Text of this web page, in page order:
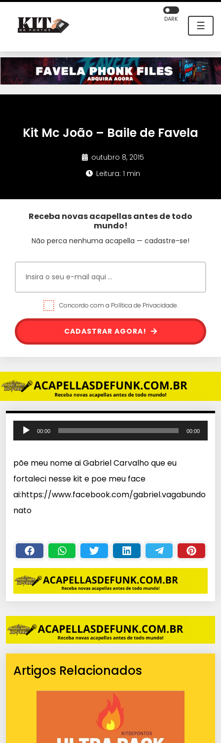
☰
DARK
Kit Mc João – Baile de Favela
outubro 8, 2015
Leitura: 1 min
Receba novas acapellas antes de todo
mundo!
Não perca nenhuma acapella — cadastre-se!
Concordo com a Política de Privacidade.
CADASTRAR AGORA!
o
a
d
o
r
á
u
o
00:00 00:00
põe meu nome ai Gabriel Carvalho que eu
fortaleci nesse kit e poe meu face
ai:https://www.facebook.com/gabriel.vagabundo
nato
Artigos Relacionados